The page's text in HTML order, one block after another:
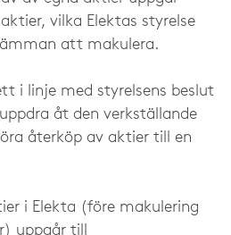
vilka Elektas styrelse
att makulera.
i linje med styrelsens beslut
åt den verkställande
återköp av aktier till en
i Elekta (före makulering
uppgår till